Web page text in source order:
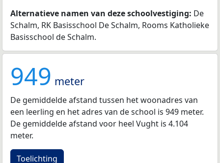
Alternatieve namen van deze schoolvestiging: De
Schalm, RK Basisschool De Schalm, Rooms Katholieke
Basisschool de Schalm.
949 meter
De gemiddelde afstand tussen het woonadres van
een leerling en het adres van de school is 949 meter.
De gemiddelde afstand voor heel Vught is 4.104
meter.
Toelichting